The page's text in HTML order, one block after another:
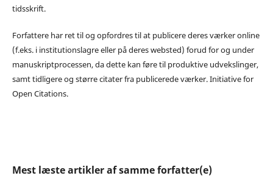
tidsskrift.
Forfattere har ret til og opfordres til at publicere deres værker online
(f.eks. i institutionslagre eller på deres websted) forud for og under
manuskriptprocessen, da dette kan føre til produktive udvekslinger,
samt tidligere og større citater fra publicerede værker. Initiative for
Open Citations.
Mest læste artikler af samme forfatter(e)